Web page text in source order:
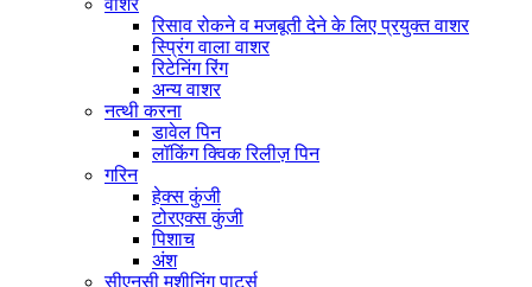
वॉशर
रिसाव रोकने व मजबूती देने के लिए प्रयुक्त वाशर
स्प्रिंग वाला वाशर
रिटेनिंग रिंग
अन्य वाशर
नत्थी करना
डावेल पिन
लॉकिंग क्विक रिलीज़ पिन
गरिन
हेक्स कुंजी
टोरएक्स कुंजी
पिशाच
अंश
सीएनसी मशीनिंग पार्ट्स